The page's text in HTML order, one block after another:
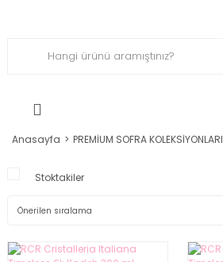
Anasayfa PREMİUM SOFRA KOLEKSİYONLARI
Stoktakiler